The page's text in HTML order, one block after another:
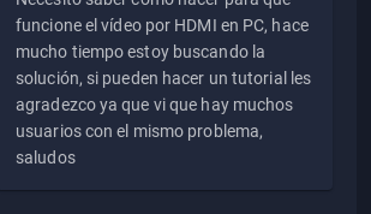
funcione el vídeo por HDMI en PC, hace
mucho tiempo estoy buscando la
solución, si pueden hacer un tutorial les
agradezco ya que vi que hay muchos
usuarios con el mismo problema,
saludos